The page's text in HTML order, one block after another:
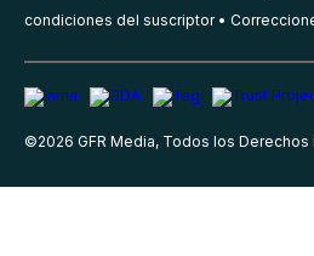
condiciones del suscriptor
©2026 GFR Media, Todos los Derechos